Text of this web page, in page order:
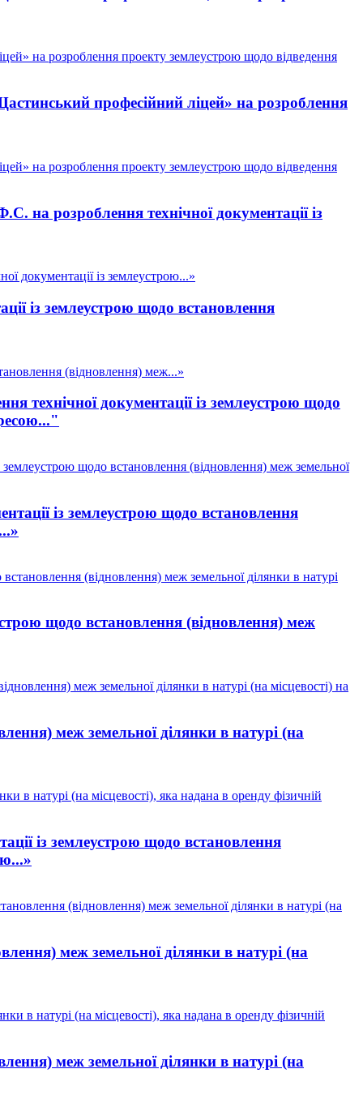
на розроблення проекту землеустрою щодо відведення
професійний ліцей» на розроблення
на розроблення проекту землеустрою щодо відведення
на розроблення технічної документації із
документації із землеустрою...»
із землеустрою щодо встановлення
(відновлення) меж...»
технічної документації із землеустрою щодо
щодо встановлення (відновлення) меж земельної
із землеустрою щодо встановлення
(відновлення) меж земельної ділянки в натурі
щодо встановлення (відновлення) меж
меж земельної ділянки в натурі (на місцевості) на
меж земельної ділянки в натурі (на
в натурі (на місцевості), яка надана в оренду фізичній
із землеустрою щодо встановлення
(відновлення) меж земельної ділянки в натурі (на
меж земельної ділянки в натурі (на
в натурі (на місцевості), яка надана в оренду фізичній
меж земельної ділянки в натурі (на